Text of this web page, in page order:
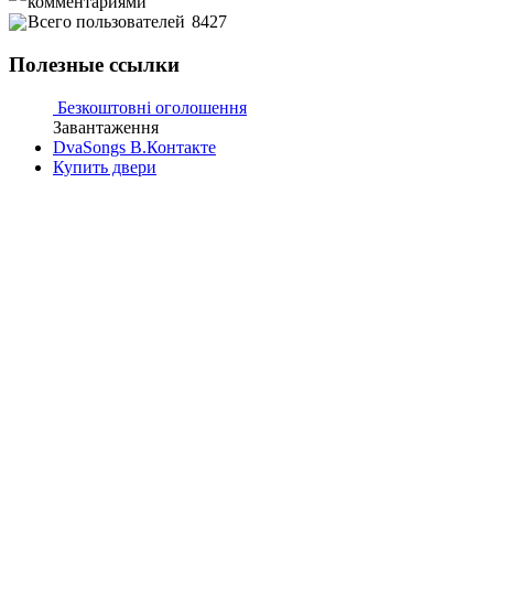
Всего пользователей 8427
Полезные ссылки
Безкоштовні оголошення
Завантаження
DvaSongs В.Контакте
Купить двери